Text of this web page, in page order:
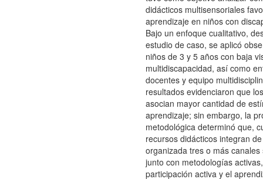
didácticos multisensoriales
aprendizaje en niños con
Bajo un enfoque cualitativo,
estudio de caso, se aplicó
niños de 3 y 5 años con baja
multidiscapacidad, así como
docentes y equipo
resultados evidenciaron que
asocian mayor cantidad de
aprendizaje; sin embargo, la
metodológica determinó que,
recursos didácticos integran
organizada tres o más canales
junto con metodologías
participación activa y el